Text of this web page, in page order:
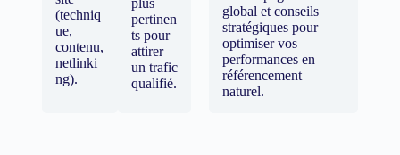
(techniq
ue,
contenu,
netlinki
ng).
plus
pertinen
ts pour
attirer
un trafic
qualifié.
global et conseils
stratégiques pour
optimiser vos
performances en
référencement
naturel.